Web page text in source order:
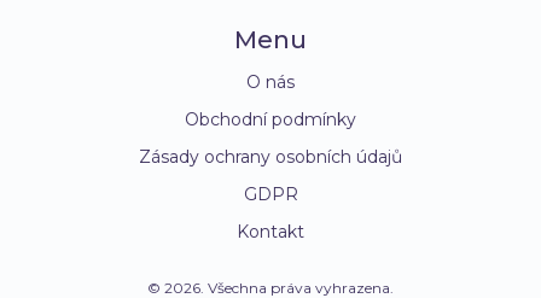
Menu
O nás
Obchodní podmínky
Zásady ochrany osobních údajů
GDPR
Kontakt
© 2026. Všechna práva vyhrazena.